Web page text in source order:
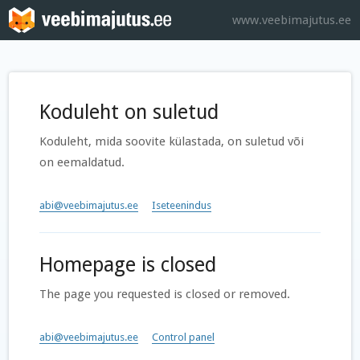
www.veebimajutus.ee
Koduleht on suletud
Koduleht, mida soovite külastada, on suletud või
on eemaldatud.
abi@veebimajutus.ee Iseteenindus
Homepage is closed
The page you requested is closed or removed.
abi@veebimajutus.ee Control panel